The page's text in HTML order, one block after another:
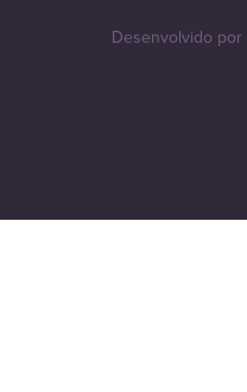
Desenvolvido por